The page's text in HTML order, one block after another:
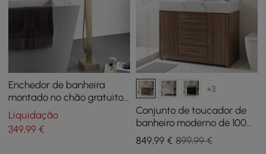
Enchedor de banheira
montado no chão gratuito,
torneira de banheira
independente de alça
única, chuveiro portátil
Liquidação
349,99 €
+3
Conjunto de toucador de
banheiro moderno de 1000
mm com tampo de pedra
sinterizada de nogueira
849,99€ 899,99 €